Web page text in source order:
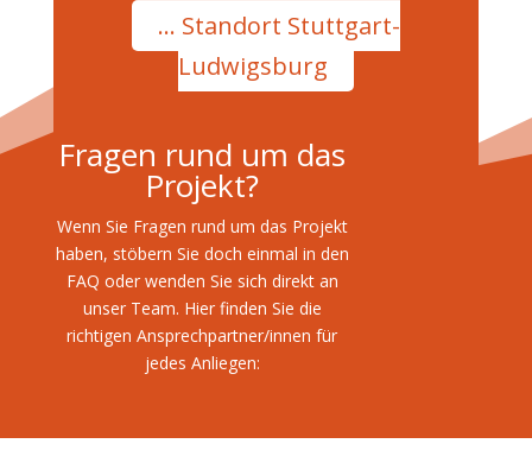
... Standort Stuttgart-
Ludwigsburg
Fragen rund um das
Projekt?
Wenn Sie Fragen rund um das Projekt
haben, stöbern Sie doch einmal in den
FAQ oder wenden Sie sich direkt an
unser Team. Hier finden Sie die
richtigen Ansprechpartner/innen für
jedes Anliegen: